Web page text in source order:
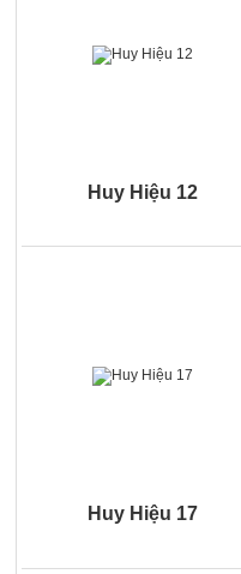
Huy Hiệu 12
Huy Hiệu 17